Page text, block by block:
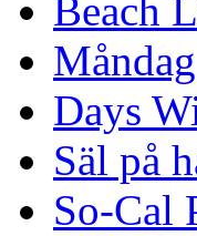
Beach
Days
Säl på
So-Cal